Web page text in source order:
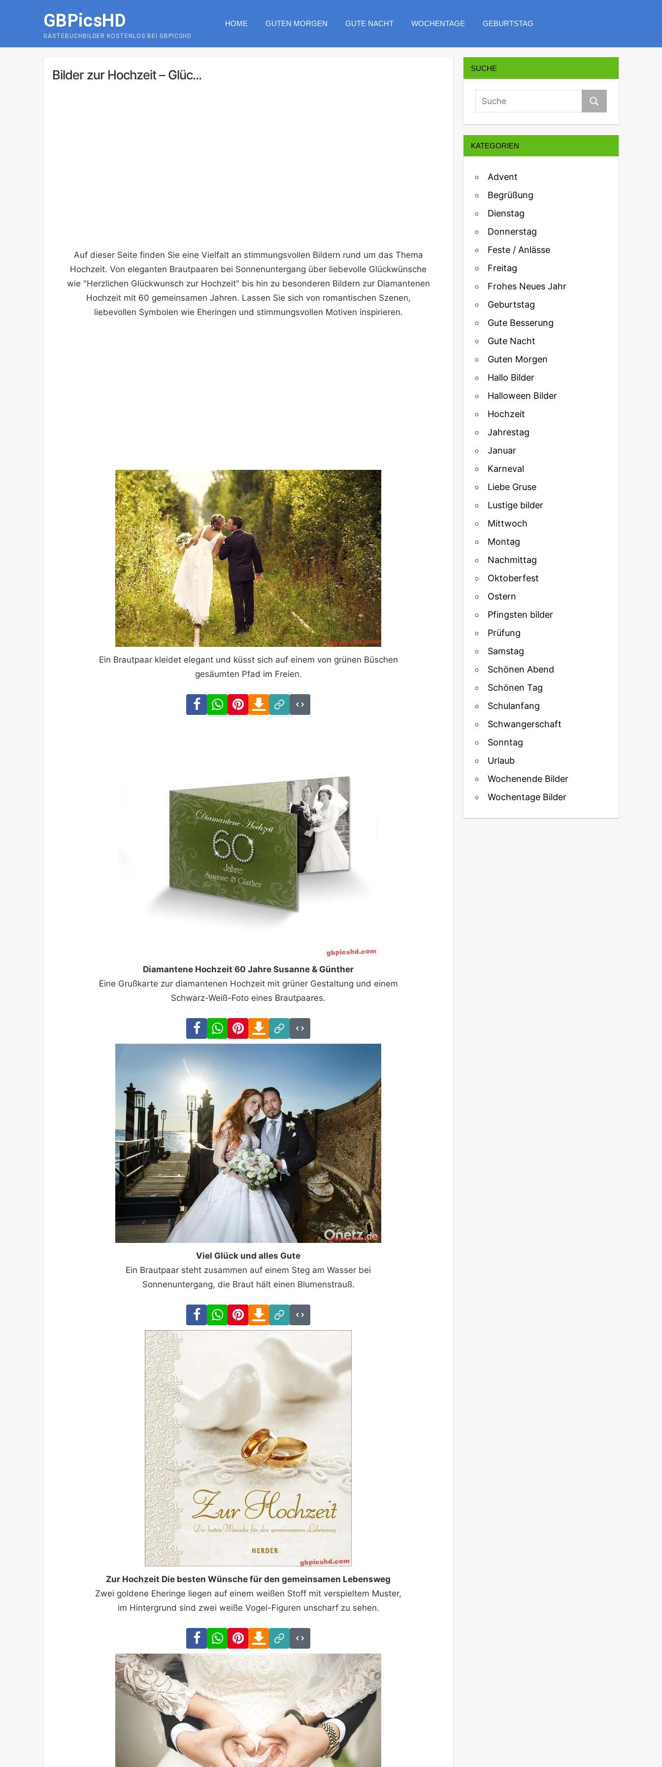
GBPicsHD
GÄSTEBUCHBILDER KOSTENLOS BEI GBPICSHD
HOME GUTEN MORGEN GUTE NACHT WOCHENTAGE GEBURTSTAG
Bilder zur Hochzeit – Glüc...
Auf dieser Seite finden Sie eine Vielfalt an stimmungsvollen Bildern rund um das Thema
Hochzeit. Von eleganten Brautpaaren bei Sonnenuntergang über liebevolle Glückwünsche
wie "Herzlichen Glückwunsch zur Hochzeit" bis hin zu besonderen Bildern zur Diamantenen
Hochzeit mit 60 gemeinsamen Jahren. Lassen Sie sich von romantischen Szenen,
liebevollen Symbolen wie Eheringen und stimmungsvollen Motiven inspirieren.
Ein Brautpaar kleidet elegant und küsst sich auf einem von grünen Büschen
gesäumten Pfad im Freien.
FacebookWhatsAppPinterestDownload
Link
Diamantene Hochzeit 60 Jahre Susanne & Günther
Eine Grußkarte zur diamantenen Hochzeit mit grüner Gestaltung und einem
Schwarz-Weiß-Foto eines Brautpaares.
FacebookWhatsAppPinterestDownload
Link
Viel Glück und alles Gute
Ein Brautpaar steht zusammen auf einem Steg am Wasser bei
Sonnenuntergang, die Braut hält einen Blumenstrauß.
FacebookWhatsAppPinterestDownload
Link
Zur Hochzeit Die besten Wünsche für den gemeinsamen Lebensweg
Zwei goldene Eheringe liegen auf einem weißen Stoff mit verspieltem Muster,
im Hintergrund sind zwei weiße Vogel-Figuren unscharf zu sehen.
FacebookWhatsAppPinterestDownload
Link
SUCHE
KATEGORIEN
Advent
Begrüßung
Dienstag
Donnerstag
Feste / Anlässe
Freitag
Frohes Neues Jahr
Geburtstag
Gute Besserung
Gute Nacht
Guten Morgen
Hallo Bilder
Halloween Bilder
Hochzeit
Jahrestag
Januar
Karneval
Liebe Gruse
Lustige bilder
Mittwoch
Montag
Nachmittag
Oktoberfest
Ostern
Pfingsten bilder
Prüfung
Samstag
Schönen Abend
Schönen Tag
Schulanfang
Schwangerschaft
Sonntag
Urlaub
Wochenende Bilder
Wochentage Bilder